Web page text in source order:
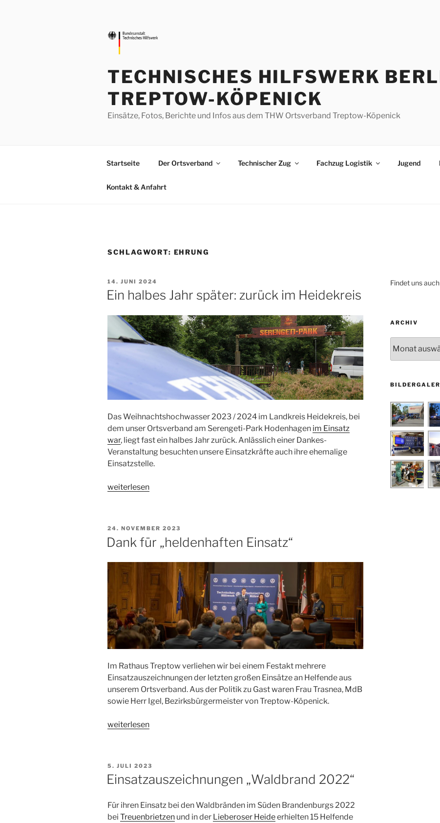
TECHNISCHES HILFSWERK
TREPTOW-KÖPENICK
Einsätze, Fotos, Berichte und Infos aus dem THW Ortsverband Treptow-Köpenick
Startseite Der Ortsverband Technischer Zug Fachzug Logistik Jugend
Kontakt & Anfahrt
SCHLAGWORT: EHRUNG
VERÖFFENTLICHT
AM
14. JUNI 2024
Ein halbes Jahr später: zurück im Heidekreis
Das Weihnachtshochwasser 2023 / 2024 im Landkreis Heidekreis, bei
dem unser Ortsverband am Serengeti-Park Hodenhagen im Einsatz
war, liegt fast ein halbes Jahr zurück. Anlässlich einer Dankes-
Veranstaltung besuchten unsere Einsatzkräfte auch ihre ehemalige
Einsatzstelle.
„Ein
zurück
im
weiterlesen
VERÖFFENTLICHT
24. NOVEMBER 2023
Dank für „heldenhaften Einsatz“
Im Rathaus Treptow verliehen wir bei einem Festakt mehrere
Einsatzauszeichnungen der letzten großen Einsätze an Helfende aus
unserem Ortsverband. Aus der Politik zu Gast waren Frau Trasnea, MdB
sowie Herr Igel, Bezirksbürgermeister von Treptow-Köpenick.
„Dank
weiterlesen
VERÖFFENTLICHT
AM
5. JULI 2023
Einsatzauszeichnungen „Waldbrand 2022“
Für ihren Einsatz bei den Waldbränden im Süden Brandenburgs 2022
bei Treuenbrietzen und in der Lieberoser Heideerhielten 15 Helfende
Findet uns
ARCHIV